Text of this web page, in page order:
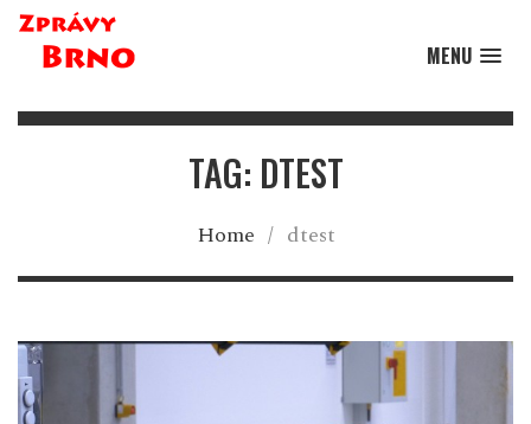
MENU
TAG: DTEST
Home / dtest